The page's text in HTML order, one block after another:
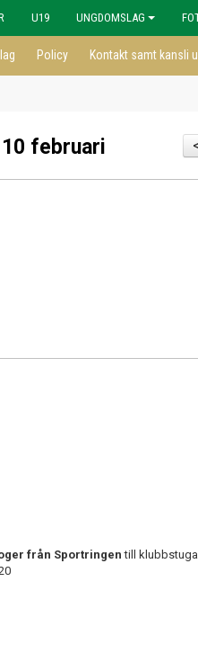
U19 UNGDOMSLAG
Policy Kontakt samt kansli
<
februari
från Sportringen till